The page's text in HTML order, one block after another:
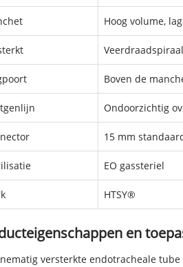
Hoog volume,
Veerdraadspiraal
Boven de
Ondoorzichtig
15 mm
EO gassteriel
HTSY®
en
versterkte endotracheale